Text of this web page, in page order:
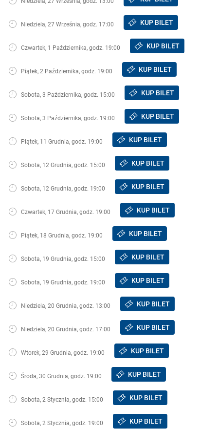
Niedziela, 27 Września, godz. 17:00 KUP BILET
Czwartek, 1 Października, godz. 19:00 KUP BILET
Piątek, 2 Października, godz. 19:00 KUP BILET
Sobota, 3 Października, godz. 15:00 KUP BILET
Sobota, 3 Października, godz. 19:00 KUP BILET
Piątek, 11 Grudnia, godz. 19:00 KUP BILET
Sobota, 12 Grudnia, godz. 15:00 KUP BILET
Sobota, 12 Grudnia, godz. 19:00 KUP BILET
Czwartek, 17 Grudnia, godz. 19:00 KUP BILET
Piątek, 18 Grudnia, godz. 19:00 KUP BILET
Sobota, 19 Grudnia, godz. 15:00 KUP BILET
Sobota, 19 Grudnia, godz. 19:00 KUP BILET
Niedziela, 20 Grudnia, godz. 13:00 KUP BILET
Niedziela, 20 Grudnia, godz. 17:00 KUP BILET
Wtorek, 29 Grudnia, godz. 19:00 KUP BILET
Środa, 30 Grudnia, godz. 19:00 KUP BILET
Sobota, 2 Stycznia, godz. 15:00 KUP BILET
Sobota, 2 Stycznia, godz. 19:00 KUP BILET